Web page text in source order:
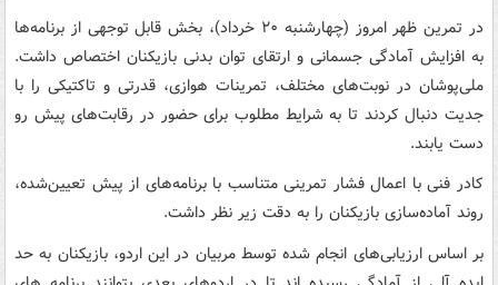
در تمرین ظهر امروز (چهارشنبه ۲۰ خرداد)، بخش قابل توجهی از برنامه‌ها
به افزایش آمادگی جسمانی و ارتقای توان بدنی بازیکنان اختصاص داشت.
ملی‌پوشان در نوبت‌های مختلف، تمرینات هوازی، قدرتی و تاکتیکی را با
جدیت دنبال کردند تا به شرایط مطلوب برای حضور در رقابت‌های پیش رو
دست یابند.
کادر فنی با اعمال فشار تمرینی متناسب با برنامه‌های از پیش تعیین‌شده،
روند آماده‌سازی بازیکنان را به دقت زیر نظر داشت.
بر اساس ارزیابی‌های انجام شده توسط مربیان در این اردو، بازیکنان به حد